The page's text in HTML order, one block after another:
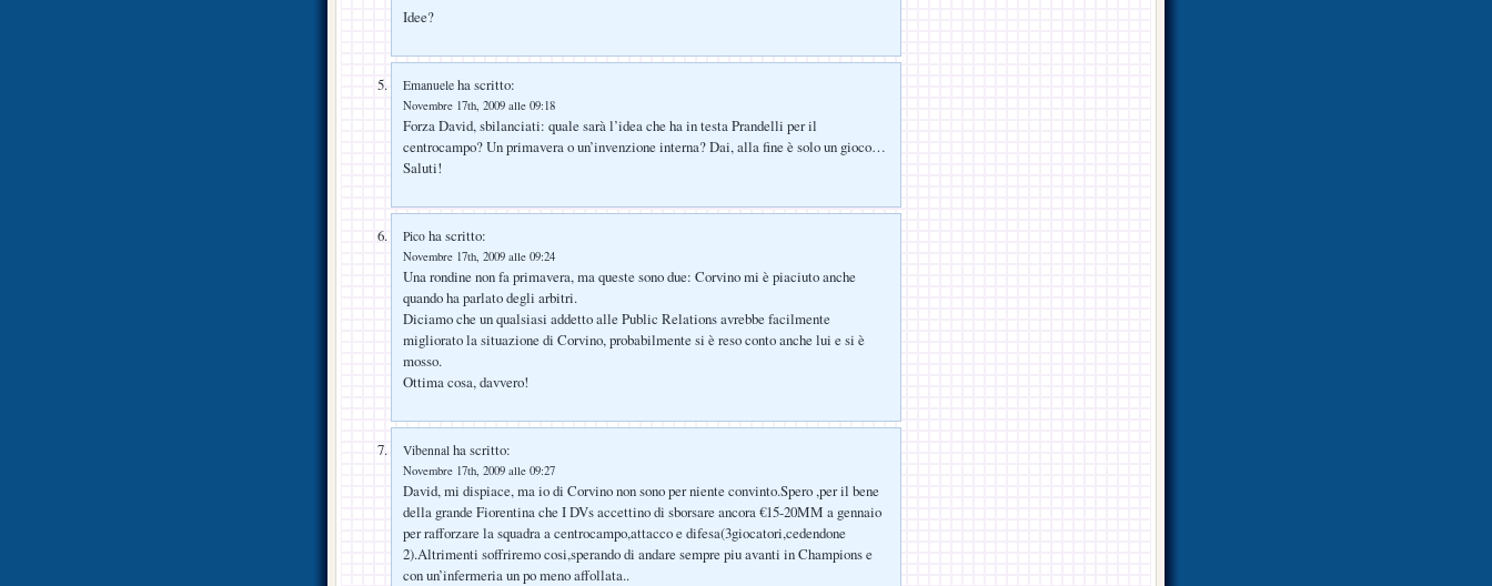
Idee?
Emanuele ha scritto:
Novembre 17th, 2009 alle 09:18
Forza David, sbilanciati: quale sarà l’idea che ha in testa Prandelli per il
centrocampo? Un primavera o un’invenzione interna? Dai, alla fine è solo un gioco…
Saluti!
Pico ha scritto:
Novembre 17th, 2009 alle 09:24
Una rondine non fa primavera, ma queste sono due: Corvino mi è piaciuto anche
quando ha parlato degli arbitri.
Diciamo che un qualsiasi addetto alle Public Relations avrebbe facilmente
migliorato la situazione di Corvino, probabilmente si è reso conto anche lui e si è
mosso.
Ottima cosa, davvero!
Vibennal ha scritto:
Novembre 17th, 2009 alle 09:27
David, mi dispiace, ma io di Corvino non sono per niente convinto.Spero ,per il bene
della grande Fiorentina che I DVs accettino di sborsare ancora €15-20MM a gennaio
per rafforzare la squadra a centrocampo,attacco e difesa(3giocatori,cedendone
2).Altrimenti soffriremo cosi,sperando di andare sempre piu avanti in Champions e
con un’infermeria un po meno affollata..